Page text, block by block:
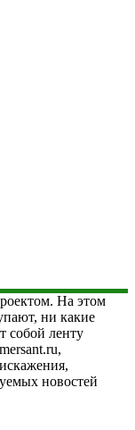
На этом
ни какие
собой ленту
новостей